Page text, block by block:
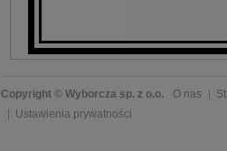
Copyright © Wyborcza sp. z o.o. O nas
Ustawienia prywatności